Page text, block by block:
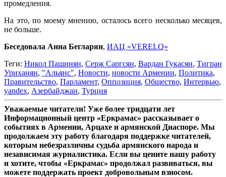
промедления.
На это, по моему мнению, осталось всего несколько месяцев,
не больше.
Беседовала Анна Бегларян, ИАЦ «VERELQ»
Теги: Никол Пашинян, Серж Саргсян, Вардан Гукасян, Тигран
Уриханян, "Альянс", Новости, новости Армении, Политика,
Правительство, Парламент, Оппозиция, Общество, Интервью,
yandex, Азербайджан, Турция
Уважаемые читатели! Уже более тридцати лет
Информационный центр «Еркрамас» рассказывает о
событиях в Армении, Арцахе и армянской Диаспоре. Мы
продолжаем эту работу благодаря поддержке читателей,
которым небезразличны судьба армянского народа и
независимая журналистика. Если вы цените нашу работу
и хотите, чтобы «Еркрамас» продолжал развиваться, вы
можете поддержать проект добровольным взносом.